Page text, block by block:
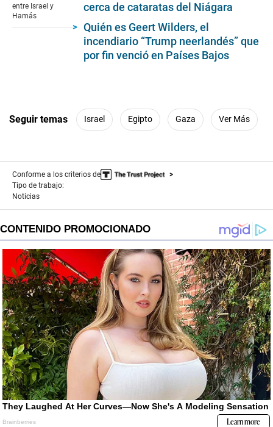
minute,
17
entre Israel y
Hamás
cerca de cataratas del Niágara
Quién es Geert Wilders, el
incendiario “Trump neerlandés” que
por fin venció en Países Bajos
Seguir temas Israel Egipto Gaza Ver Más
Conforme a los criterios de
Tipo de trabajo:
Noticias